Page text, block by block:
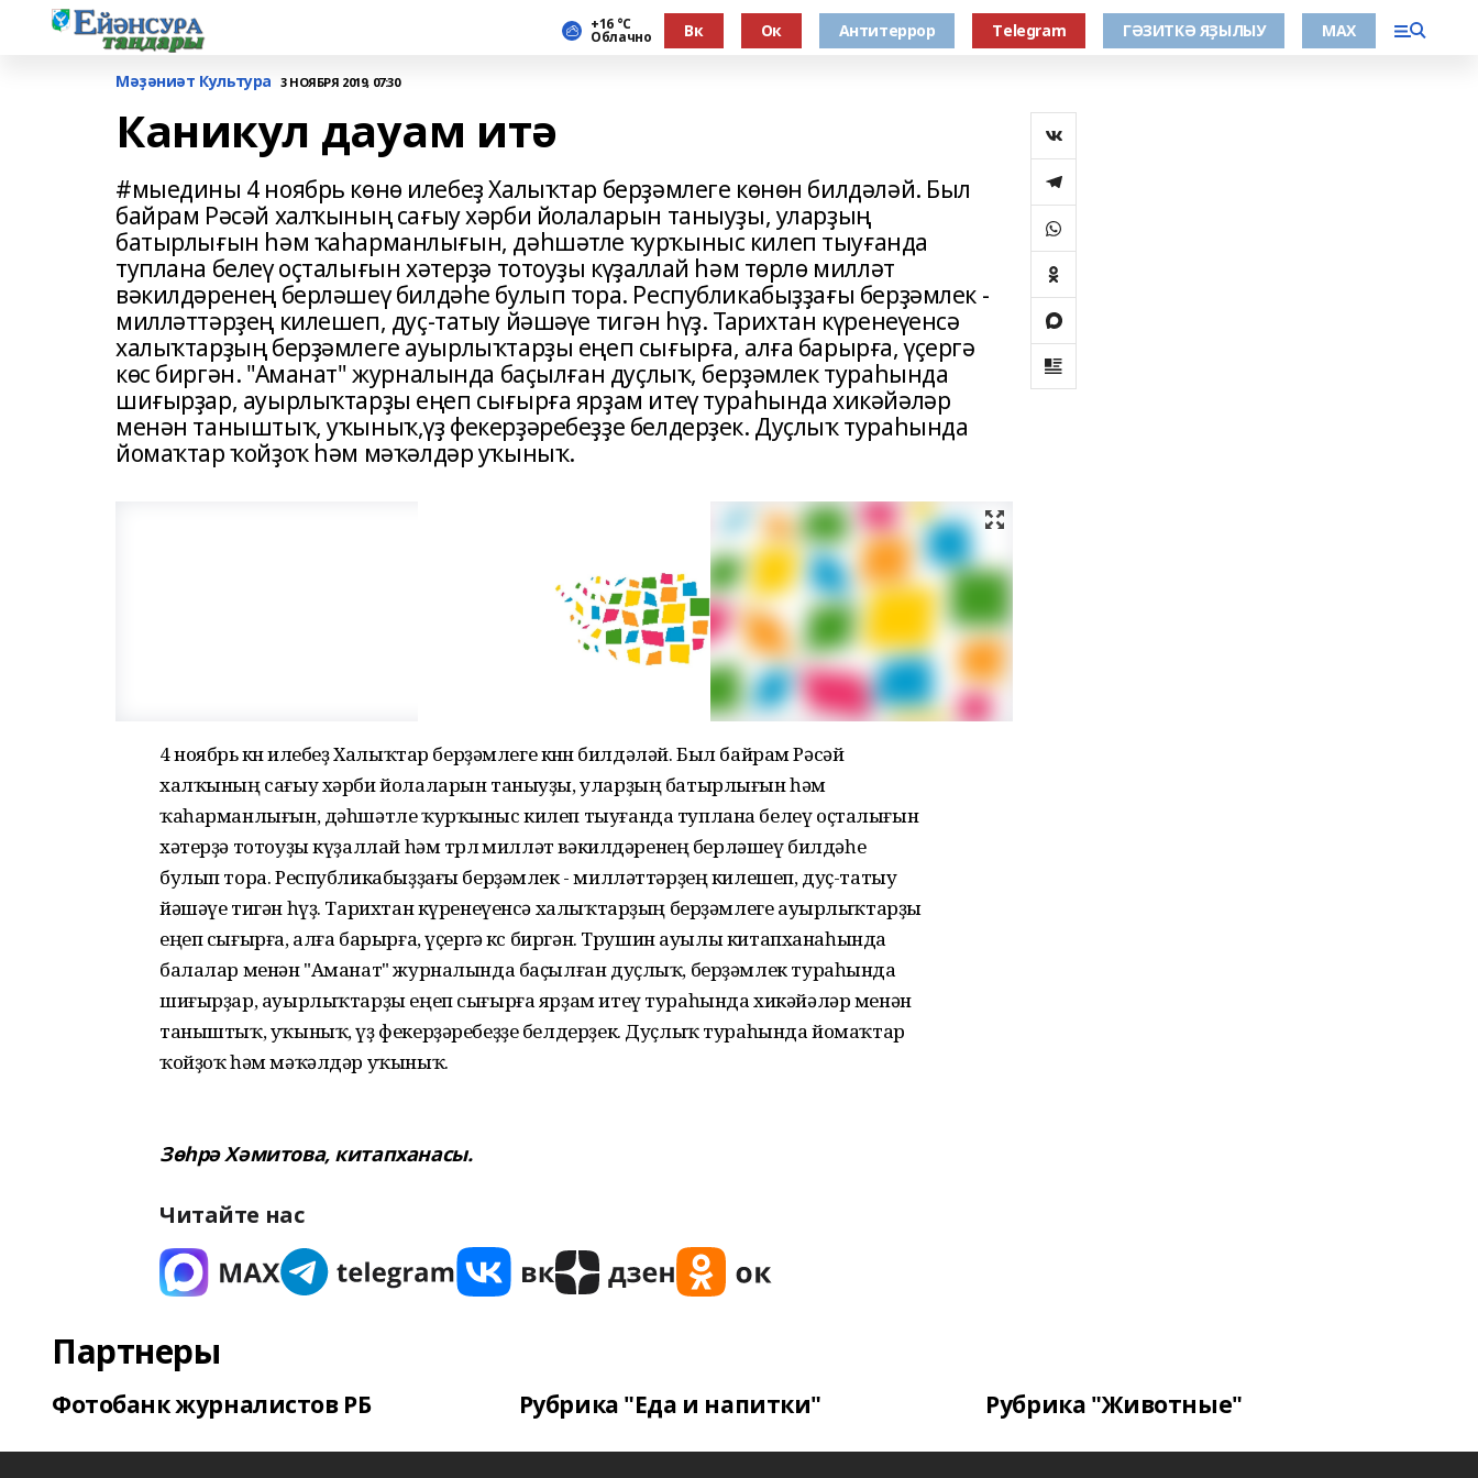
+16 °С
Облачно Вк Ок Антитеррор Тelegram ГӘЗИТКӘ ЯҘЫЛЫУ МАХ
Мәҙәниәт Культура 3 НОЯБРЯ 2019, 07:30
Каникул дауам итә
#мыедины 4 ноябрь көнө илебеҙ Халыҡтар берҙәмлеге көнөн билдәләй. Был
байрам Рәсәй халҡының сағыу хәрби йолаларын таныуҙы, уларҙың
батырлығын һәм ҡаһарманлығын, дәһшәтле ҡурҡыныс килеп тыуғанда
туплана белеү оҫталығын хәтерҙә тотоуҙы күҙаллай һәм төрлө милләт
вәкилдәренең берләшеү билдәһе булып тора. Республикабыҙҙағы берҙәмлек -
милләттәрҙең килешеп, дуҫ-татыу йәшәүе тигән һүҙ. Тарихтан күренеүенсә
халыҡтарҙың берҙәмлеге ауырлыҡтарҙы еңеп сығырға, алға барырға, үҫергә
көс биргән. "Аманат" журналында баҫылған дуҫлыҡ, берҙәмлек тураһында
шиғырҙар, ауырлыҡтарҙы еңеп сығырға ярҙам итеү тураһында хикәйәләр
менән таныштыҡ, уҡыныҡ,үҙ фекерҙәребеҙҙе белдерҙек. Дуҫлыҡ тураһында
йомаҡтар ҡойҙоҡ һәм мәҡәлдәр уҡыныҡ.
4 ноябрь көнө илебеҙ Халыҡтар берҙәмлеге көнөн билдәләй. Был байрам Рәсәй
халҡының сағыу хәрби йолаларын таныуҙы, уларҙың батырлығын һәм
ҡаһарманлығын, дәһшәтле ҡурҡыныс килеп тыуғанда туплана белеү оҫталығын
хәтерҙә тотоуҙы күҙаллай һәм төрлө милләт вәкилдәренең берләшеү билдәһе
булып тора. Республикабыҙҙағы берҙәмлек - милләттәрҙең килешеп, дуҫ-татыу
йәшәүе тигән һүҙ. Тарихтан күренеүенсә халыҡтарҙың берҙәмлеге ауырлыҡтарҙы
еңеп сығырға, алға барырға, үҫергә көс биргән. Трушин ауылы китапханаһында
балалар менән "Аманат" журналында баҫылған дуҫлыҡ, берҙәмлек тураһында
шиғырҙар, ауырлыҡтарҙы еңеп сығырға ярҙам итеү тураһында хикәйәләр менән
таныштыҡ, уҡыныҡ, үҙ фекерҙәребеҙҙе белдерҙек. Дуҫлыҡ тураһында йомаҡтар
ҡойҙоҡ һәм мәҡәлдәр уҡыныҡ.
Зөһрә Хәмитова, китапханасы.
Читайте нас
Партнеры
Фотобанк журналистов РБ Рубрика "Еда и напитки" Рубрика "Животные"